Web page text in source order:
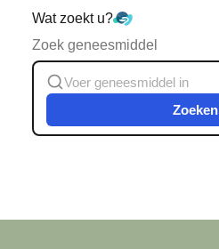
Wat zoekt u?
Zoek geneesmiddel
Zoeken